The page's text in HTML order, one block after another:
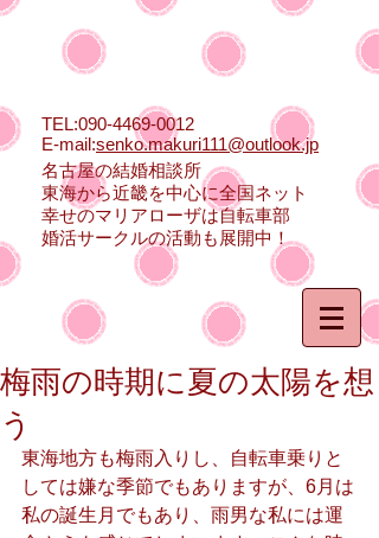
TEL:090-4469-0012
E-mail:senko.makuri111@outlook.jp
名古屋の結婚相談所
東海から近畿を中心に全国ネット
幸せのマリアローザは自転車部
婚活サークルの活動も展開中！
梅雨の時期に夏の太陽を想
う
東海地方も梅雨入りし、自転車乗りと
しては嫌な季節でもありますが、6月は
私の誕生月でもあり、雨男な私には運